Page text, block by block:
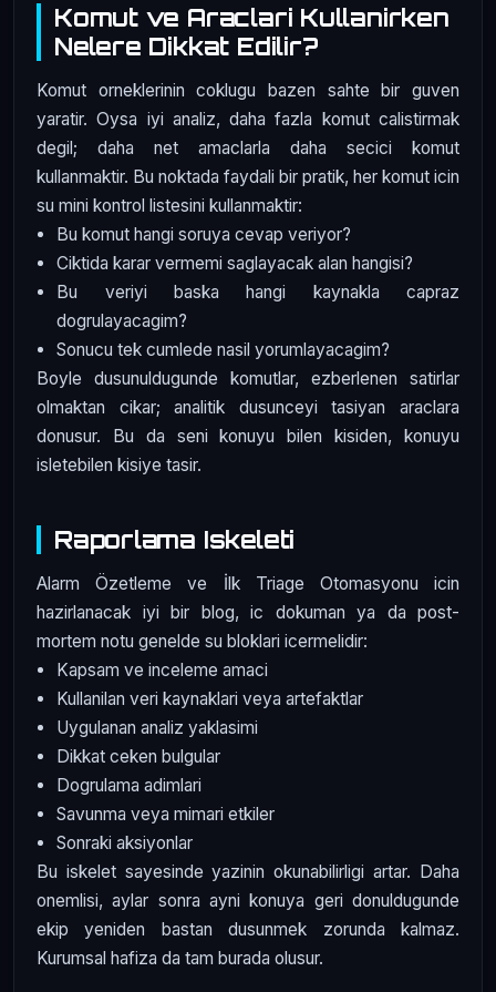
Komut ve Araclari Kullanirken
Nelere Dikkat Edilir?
Komut orneklerinin coklugu bazen sahte bir guven
yaratir. Oysa iyi analiz, daha fazla komut calistirmak
degil; daha net amaclarla daha secici komut
kullanmaktir. Bu noktada faydali bir pratik, her komut icin
su mini kontrol listesini kullanmaktir:
Bu komut hangi soruya cevap veriyor?
Ciktida karar vermemi saglayacak alan hangisi?
Bu veriyi baska hangi kaynakla capraz
dogrulayacagim?
Sonucu tek cumlede nasil yorumlayacagim?
Boyle dusunuldugunde komutlar, ezberlenen satirlar
olmaktan cikar; analitik dusunceyi tasiyan araclara
donusur. Bu da seni konuyu bilen kisiden, konuyu
isletebilen kisiye tasir.
Raporlama Iskeleti
Alarm Özetleme ve İlk Triage Otomasyonu icin
hazirlanacak iyi bir blog, ic dokuman ya da post-
mortem notu genelde su bloklari icermelidir:
Kapsam ve inceleme amaci
Kullanilan veri kaynaklari veya artefaktlar
Uygulanan analiz yaklasimi
Dikkat ceken bulgular
Dogrulama adimlari
Savunma veya mimari etkiler
Sonraki aksiyonlar
Bu iskelet sayesinde yazinin okunabilirligi artar. Daha
onemlisi, aylar sonra ayni konuya geri donuldugunde
ekip yeniden bastan dusunmek zorunda kalmaz.
Kurumsal hafiza da tam burada olusur.